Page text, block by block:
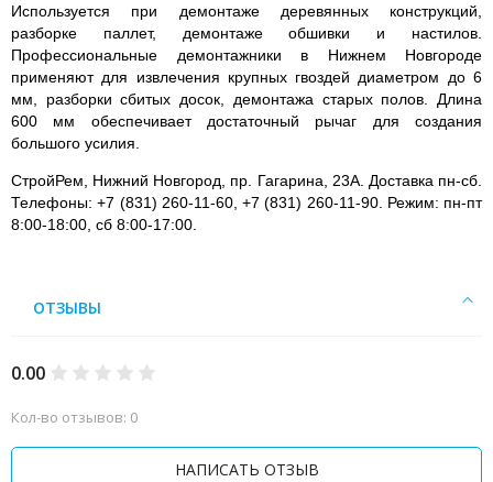
Используется при демонтаже деревянных конструкций,
разборке паллет, демонтаже обшивки и настилов.
Профессиональные демонтажники в Нижнем Новгороде
применяют для извлечения крупных гвоздей диаметром до 6
мм, разборки сбитых досок, демонтажа старых полов. Длина
600 мм обеспечивает достаточный рычаг для создания
большого усилия.
СтройРем, Нижний Новгород, пр. Гагарина, 23А. Доставка пн-сб.
Телефоны: +7 (831) 260-11-60, +7 (831) 260-11-90. Режим: пн-пт
8:00-18:00, сб 8:00-17:00.
ОТЗЫВЫ
0.00
Кол-во отзывов: 0
НАПИСАТЬ ОТЗЫВ